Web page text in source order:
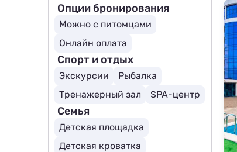
Собственный пляж
Крытый бассейн
Опции бронирования
Можно с питомцами
Онлайн оплата
Спорт и отдых
Экскурсии
Рыбалка
Тренажерный зал
SPA-центр
Семья
Детская площадка
Детская кроватка